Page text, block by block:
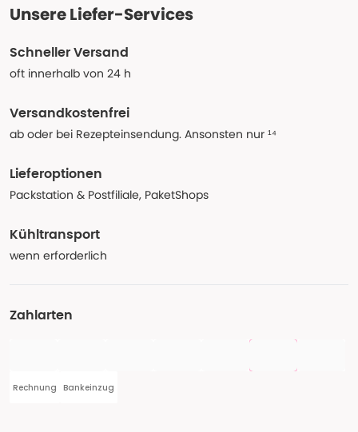
Unsere Liefer-Services
Schneller Versand
oft innerhalb von 24 h
Versandkostenfrei
ab oder bei Rezepteinsendung. Ansonsten nur ¹⁴
Lieferoptionen
Packstation & Postfiliale, PaketShops
Kühltransport
wenn erforderlich
Zahlarten
Rechnung Bankeinzug